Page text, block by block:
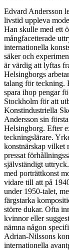
Edvard Andersson
livstid uppleva
Han skulle med ett
mångfacetterade
internationella
säker och
är värdig att lyftas
Helsingborgs
talang för teckning.
spara ihop pengar
Stockholm för att
Konstindustriella
Andersson sin
Helsingborg. Efter
teckningslärare.
konstnärskap vilket
pressat
självständigt
med porträttkonst
vidare till att på
under 1950-talet,
färgstarka
större dukar. Ofta
kvinnor eller
nämna någon
Adrian-Nilssons
internationella